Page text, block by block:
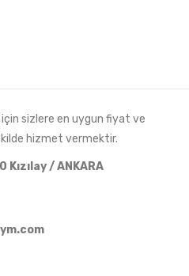
için sizlere en uygun fiyat ve
hizmet vermektir.
/ ANKARA